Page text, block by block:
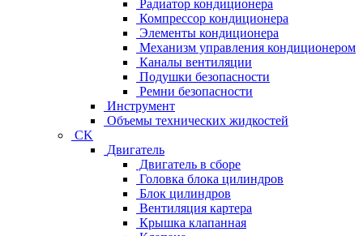
Радиатор кондиционера
Компрессор кондиционера
Элементы кондиционера
Механизм управления кондиционером
Каналы вентиляции
Подушки безопасности
Ремни безопасности
Инструмент
Объемы технических жидкостей
CK
Двигатель
Двигатель в сборе
Головка блока цилиндров
Блок цилиндров
Вентиляция картера
Крышка клапанная